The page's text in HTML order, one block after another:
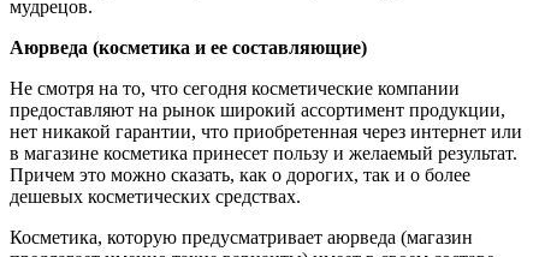
мудрецов.
Аюрведа (косметика и ее составляющие)
Не смотря на то, что сегодня косметические компании
предоставляют на рынок широкий ассортимент продукции,
нет никакой гарантии, что приобретенная через интернет или
в магазине косметика принесет пользу и желаемый результат.
Причем это можно сказать, как о дорогих, так и о более
дешевых косметических средствах.
Косметика, которую предусматривает аюрведа (магазин